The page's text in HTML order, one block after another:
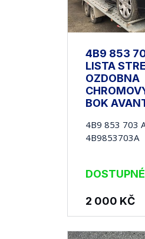
4B9 853
LISTA
OZDOBNA
BOK
4B9 853 703
4B9853703A
DOSTUPNÉ
2 000 KČ